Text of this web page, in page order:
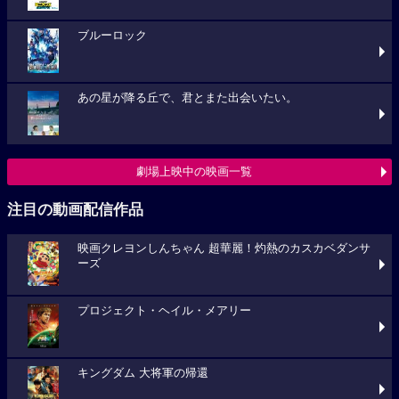
ブルーロック
あの星が降る丘で、君とまた出会いたい。
劇場上映中の映画一覧
注目の動画配信作品
映画クレヨンしんちゃん 超華麗！灼熱のカスカベダンサ
ーズ
プロジェクト・ヘイル・メアリー
キングダム 大将軍の帰還